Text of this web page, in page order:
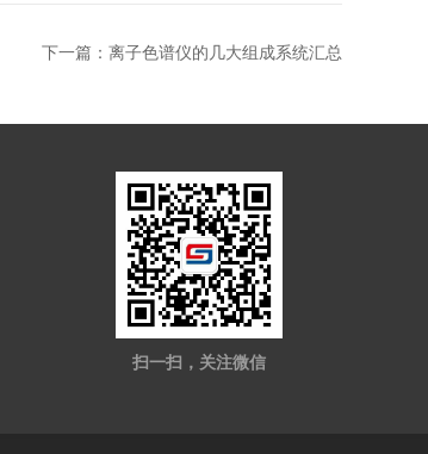
下一篇： 离子色谱仪的几大组成系统汇总
扫一扫，关注微信